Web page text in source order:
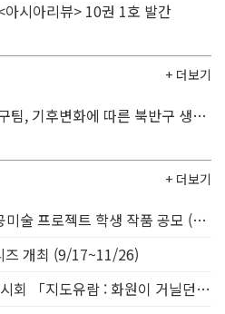
시아리뷰> 10권 1호 발간
+ 더보기
환경대학원 정수종 교수 연구팀, 기후변화에 따른 북반구 생태계 변화 규명
+ 더보기
제1회 SNU ‘도서관 옆’ 공공미술 프로젝트 학생 작품 공모 (8/15~10/5)
즈 개최 (9/17~11/26)
제12회 중앙도서관 작은 전시회 「지도유람 : 화원이 거닐던 우리 강산, 지도가 되다」 전시 개최 (9/20~10/1)